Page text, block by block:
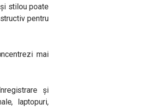
stilou poate
pentru
mai
și
laptopuri,